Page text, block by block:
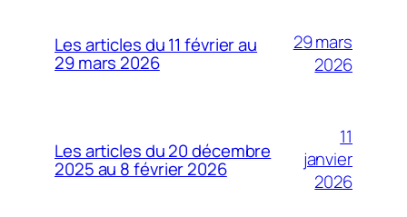
Les articles du 11 février au
29 mars 2026
29 mars
2026
Les articles du 20 décembre
2025 au 8 février 2026
11
janvier
2026